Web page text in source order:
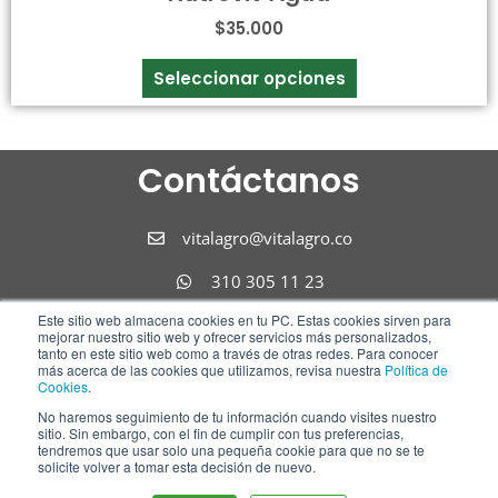
Este sitio web almacena cookies en tu PC. Estas cookies sirven para
mejorar nuestro sitio web y ofrecer servicios más personalizados,
tanto en este sitio web como a través de otras redes. Para conocer
más acerca de las cookies que utilizamos, revisa nuestra Política de
Cookies.
No haremos seguimiento de tu información cuando visites nuestro
sitio. Sin embargo, con el fin de cumplir con tus preferencias,
tendremos que usar solo una pequeña cookie para que no se te
solicite volver a tomar esta decisión de nuevo.
$35.000
Seleccionar opciones
Contáctanos
vitalagro@vitalagro.co
310 305 11 23
310 305 11 23
Síguenos
F
a
c
I
n
s
L
i
n